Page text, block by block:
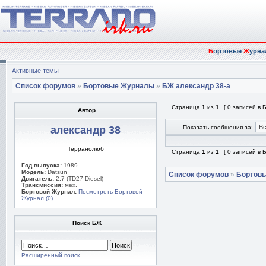
БортовыеЖ
Активные темы
Список форумов » Бортовые Журналы » БЖ александр 38-а
Автор
александр 38
Терранолюб
Год выпуска: 1989
Модель: Datsun
Двигатель: 2.7 (TD27 Diesel)
Трансмиссия: мех.
Бортовой Журнал: Посмотреть Бортовой
Журнал (0)
Поиск БЖ
Расширенный поиск
Страница 1 из 1 [ 0 записей в
Показать сообщения за:
Страница 1 из 1 [ 0 записей в
Список форумов »